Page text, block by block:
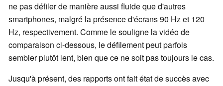
ne pas défiler de manière aussi fluide que d'autres
smartphones, malgré la présence d'écrans 90 Hz et 120
Hz, respectivement. Comme le souligne la vidéo de
comparaison ci-dessous, le défilement peut parfois
sembler plutôt lent, bien que ce ne soit pas toujours le cas.
Jusqu'à présent, des rapports ont fait état de succès avec